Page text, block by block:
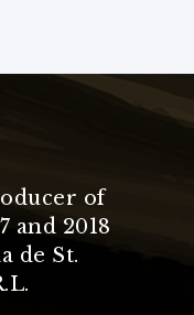
of
and 2018
de St.